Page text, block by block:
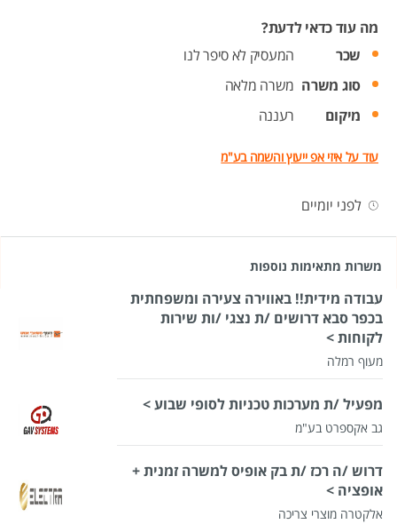
מה עוד כדאי לדעת?
שכר
המעסיק לא סיפר לנו
סוג משרה משרה מלאה
מיקום
רעננה
עוד על איזי אפ ייעוץ והשמה בע"מ
לפני יומיים
משרות מתאימות נוספות
עבודה מידית!! באווירה צעירה ומשפחתית
בכפר סבא דרושים /ת נצגי /ות שירות
לקוחות >
מעוף רמלה
מפעיל /ת מערכות טכניות לסופי שבוע >
גב אקספרט בע"מ
דרוש /ה רכז /ת בק אופיס למשרה זמנית +
אופציה >
אלקטרה מוצרי צריכה